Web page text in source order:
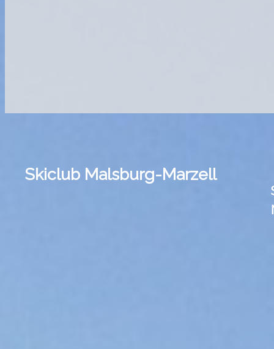
Skiclub Malsburg-Marzell